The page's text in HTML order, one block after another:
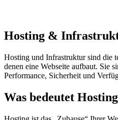
Hosting &
Hosting und Infrastruktur sind die
denen eine Webseite aufbaut. Sie
Performance, Sicherheit und
Was bedeutet